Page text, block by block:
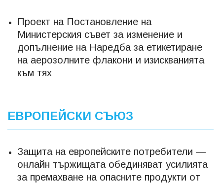
Проект на Постановление на
Министерския съвет за изменение и
допълнение на Наредба за етикетиране
на аерозолните флакони и изискванията
към тях
ЕВРОПЕЙСКИ СЪЮЗ
Защита на европейските потребители —
онлайн тържищата обединяват усилията
за премахване на опасните продукти от